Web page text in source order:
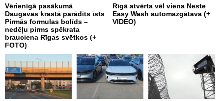
Vērienīgā pasākumā
Daugavas krastā parādīts īsts
Pirmās formulas bolīds –
nedēļu pirms spēkrata
brauciena Rīgas svētkos (+
FOTO)
Rīgā atvērta vēl viena Neste
Easy Wash automazgātava (+
VIDEO)